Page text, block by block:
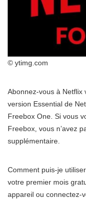
© ytimg.com
Abonnez-vous à Netflix
version Essential de
Freebox One. Si vous
Freebox, vous n’avez
supplémentaire.
Comment puis-je
votre premier mois
appareil ou connectez-